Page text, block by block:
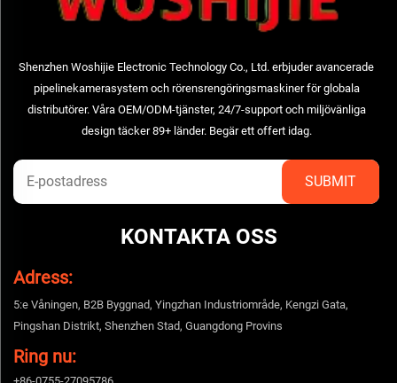
Shenzhen Woshijie Electronic Technology Co., Ltd. erbjuder avancerade
pipelinekamerasystem och rörensrengöringsmaskiner för globala
distributörer. Våra OEM/ODM-tjänster, 24/7-support och miljövänliga
design täcker 89+ länder. Begär ett offert idag.
KONTAKTA OSS
Adress:
5:e Våningen, B2B Byggnad, Yingzhan Industriområde, Kengzi Gata,
Pingshan Distrikt, Shenzhen Stad, Guangdong Provins
Ring nu: